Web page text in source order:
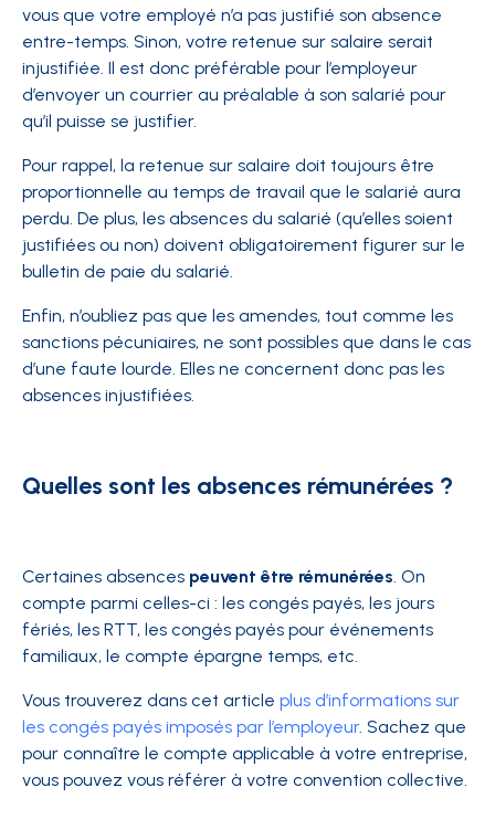
vous que votre employé n’a pas justifié son absence
entre-temps. Sinon, votre retenue sur salaire serait
injustifiée. Il est donc préférable pour l’employeur
d’envoyer un courrier au préalable à son salarié pour
qu’il puisse se justifier.
Pour rappel, la retenue sur salaire doit toujours être
proportionnelle au temps de travail que le salarié aura
perdu. De plus, les absences du salarié (qu’elles soient
justifiées ou non) doivent obligatoirement figurer sur le
bulletin de paie du salarié.
Enfin, n’oubliez pas que les amendes, tout comme les
sanctions pécuniaires, ne sont possibles que dans le cas
d’une faute lourde. Elles ne concernent donc pas les
absences injustifiées.
Quelles sont les absences rémunérées ?
Certaines absences peuvent être rémunérées. On
compte parmi celles-ci : les congés payés, les jours
fériés, les RTT, les congés payés pour événements
familiaux, le compte épargne temps, etc.
Vous trouverez dans cet article plus d’informations sur
les congés payés imposés par l’employeur. Sachez que
pour connaître le compte applicable à votre entreprise,
vous pouvez vous référer à votre convention collective.